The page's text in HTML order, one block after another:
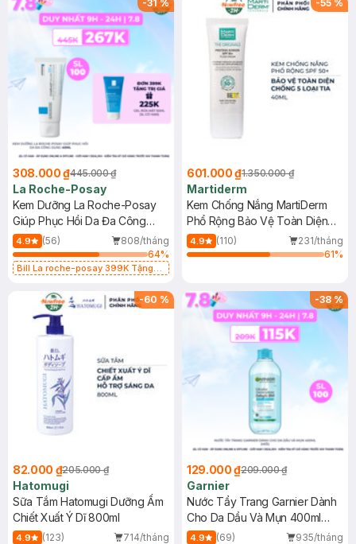
-31%
308.000 ₫445.000 ₫
La Roche-Posay
Kem Dưỡng La Roche-Posay
Giúp Phục Hồi Da Đa Công
Dụng 40ml
4.9 (56)
808/tháng
64%
Bill La roche-posay 399K Tặng
(SL có hạn)
-55 %
601.000 ₫1.350.000 ₫
Martiderm
Kem Chống Nắng MartiDerm
Phổ Rộng Bảo Vệ Toàn Diện
40ml
4.9 (110)
231/tháng
61%
-60 %
82.000 ₫205.000 ₫
Hatomugi
Sữa Tắm Hatomugi Dưỡng Ẩm
Chiết Xuất Ý Dĩ 800ml
4.9 (123)
714/tháng
-38%
129.000 ₫209.000 ₫
Garnier
Nước Tẩy Trang Garnier Dành
Cho Da Dầu Và Mụn 400ml
(Mới)
4.9 (69)
935/tháng